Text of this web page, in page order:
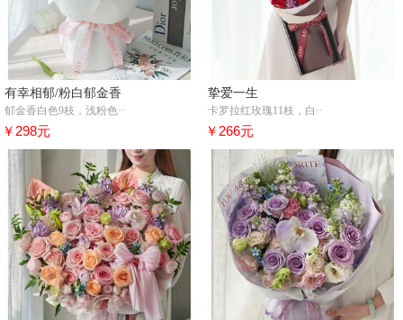
有幸相郁/粉白郁金香
郁金香白色9枝，浅粉色··
￥298元
挚爱一生
卡罗拉红玫瑰11枝，白··
￥266元